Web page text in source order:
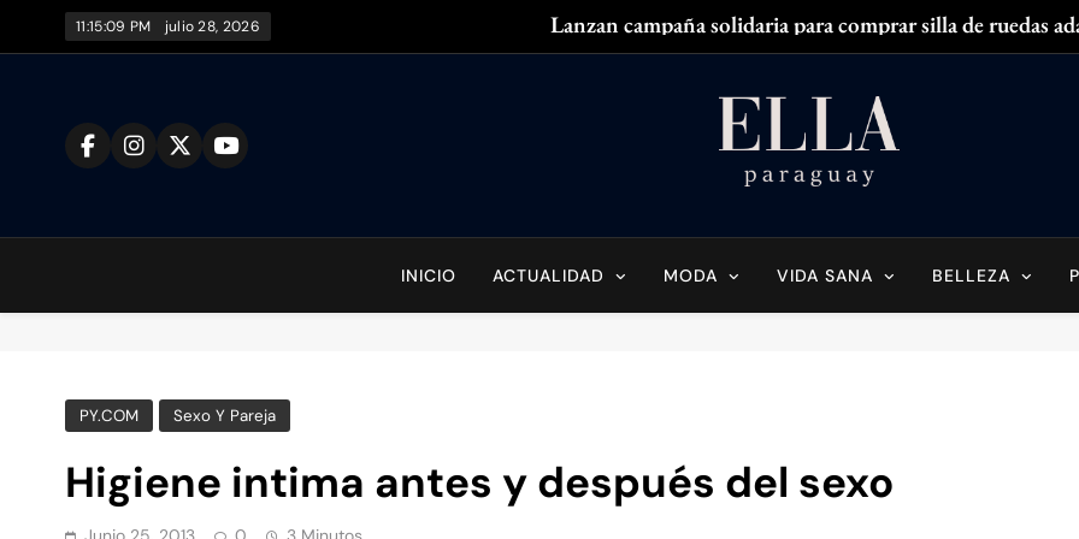
11:15:09 PM julio 28, 2026
Lanzan campaña solidaria para comprar silla de ruedas
Zendaya
Ella Paraguay
INICIO ACTUALIDAD MODA VIDA SANA BELLEZA
PY.COM Sexo Y Pareja
Higiene intima antes y después del sexo